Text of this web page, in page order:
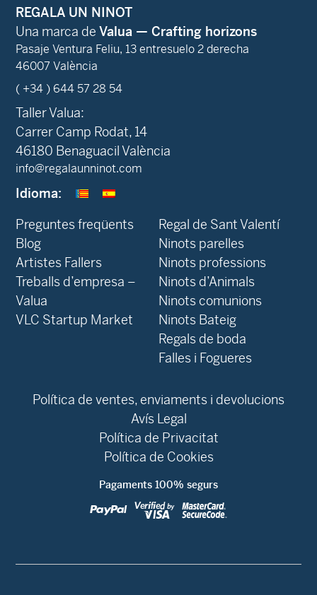
REGALA UN NINOT
Una marca de Valua — Crafting horizons
Pasaje Ventura Feliu, 13 entresuelo 2 derecha
46007 València
( +34 ) 644 57 28 54
Taller Valua:
Carrer Camp Rodat, 14
46180 Benaguacil València
info@regalaunninot.com
Idioma:
Preguntes freqüents
Blog
‍Artistes Fallers
Treballs d’empresa –
Valua
VLC Startup Market
Regal de Sant Valentí
Ninots parelles
Ninots professions
Ninots d’Animals
Ninots comunions
Ninots Bateig
Regals de boda
Falles i Fogueres
Política de ventes, enviaments i devolucions
Avís Legal
Política de Privacitat
Política de Cookies
Pagaments 100% segurs